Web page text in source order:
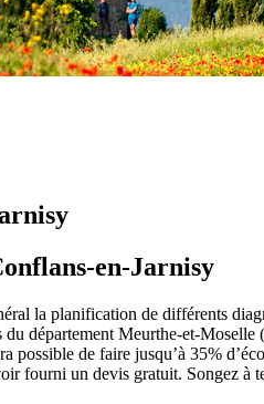
en-Jarnisy
la planification de différents
département Meurthe-et-
de faire jusqu’à 35%
fourni un devis gratuit. Songez à